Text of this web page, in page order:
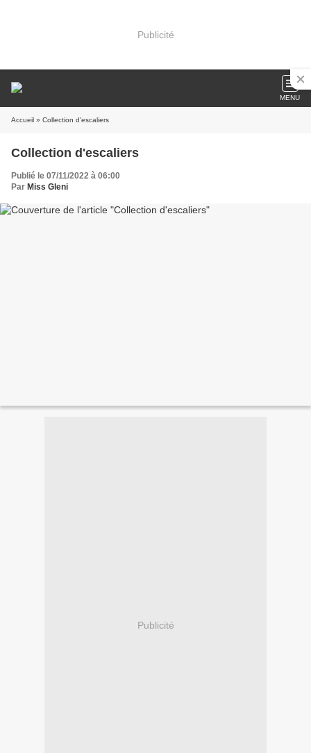
Publicité
MENU
Accueil » Collection d'escaliers
Collection d'escaliers
Publié le 07/11/2022 à 06:00
Par Miss Gleni
Publicité